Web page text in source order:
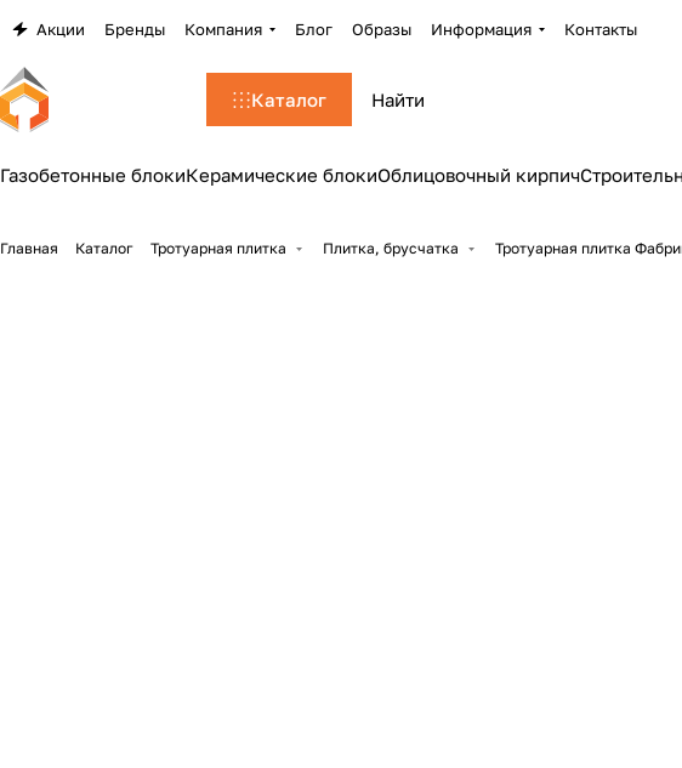
Акции Бренды Компания Блог Образы Информация Контакты
Каталог
Газобетонные блокиКерамические блокиОблицовочный кирпич
Главная Каталог Тротуарная плитка Плитка, брусчатка Тротуарная плитка